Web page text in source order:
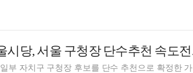
'검
부 자치구 구청장 후보를 단수 추천으로 확정한